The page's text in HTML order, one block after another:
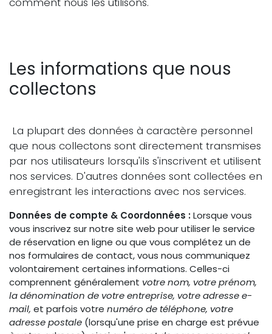
Les informations que nous
collectons
La plupart des données à caractère personnel
que nous collectons sont directement transmises
par nos utilisateurs lorsqu'ils s'inscrivent et utilisent
nos services. D'autres données sont collectées en
enregistrant les interactions avec nos services.
Données de compte & Coordonnées :Lorsque vous
vous inscrivez sur notre site web pour utiliser le service
de réservation en ligne ou que vous complétez un de
nos formulaires de contact, vous nous communiquez
volontairement certaines informations. Celles-ci
comprennent généralement votre nom, votre prénom,
la dénomination de votre entreprise, votre adresse e-
mail, et parfois votre numéro de téléphone, votre
adresse postale (lorsqu'une prise en charge est prévue